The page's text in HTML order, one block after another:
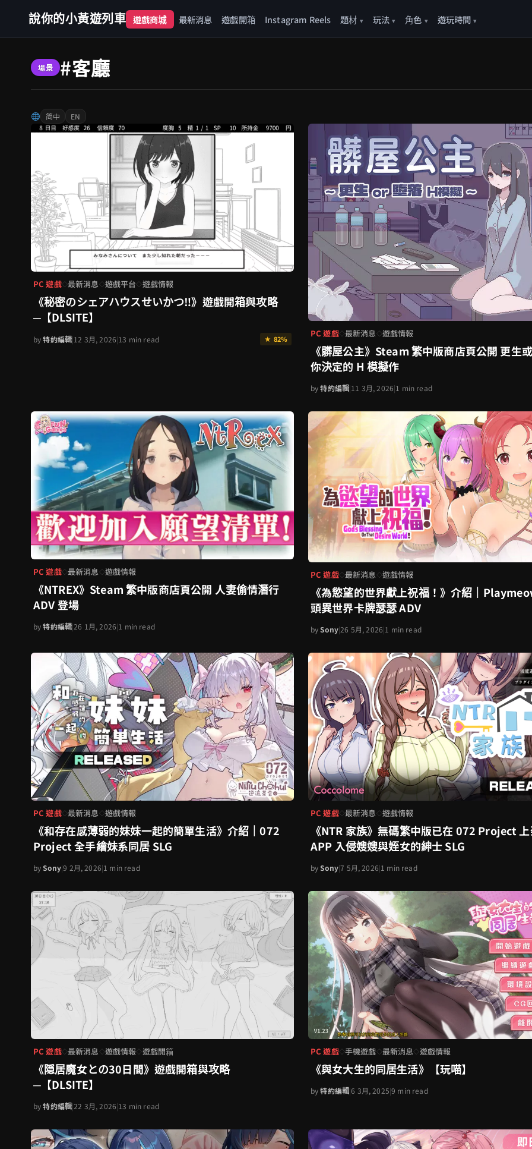
說你的小黃遊列車 遊戲商城 最新消息 遊戲開箱 Instagram Reels 題材 玩法 角色 遊玩時間
場景 #客廳
简中 EN
PC 遊戲◇最新消息◇遊戲平台◇遊戲情報
《秘密のシェアハウスせいかつ‼》遊戲開箱與攻略
─【DLSITE】
by特約編輯|12 3月, 2026|13 min read ★ 82% PC 遊戲◇最新消息◇遊戲情報
《髒屋公主》Steam 繁中版商店頁公開 更生
你決定的 H 模擬作
by特約編輯|11 3月, 2026|1 min read
PC 遊戲◇最新消息◇遊戲情報
《NTREX》Steam 繁中版商店頁公開 人妻偷情潛行
ADV 登場
by特約編輯|26 1月, 2026|1 min read
PC 遊戲◇最新消息◇遊戲情報
《為慾望的世界獻上祝福！》介紹｜
頭異世界卡牌瑟瑟 ADV
bySony|26 5月, 2026|1 min read
PC 遊戲◇最新消息◇遊戲情報
《和存在感薄弱的妹妹一起的簡單生活》介紹｜072
Project 全手繪妹系同居 SLG
bySony|9 2月, 2026|1 min read
PC 遊戲◇最新消息◇遊戲情報
《NTR 家族》無碼繁中版已在 072 Project
APP 入侵嫂嫂與姪女的紳士 SLG
bySony|7 5月, 2026|1 min read
PC 遊戲◇最新消息◇遊戲情報◇遊戲開箱
《隠居魔女との30日間》遊戲開箱與攻略
─【DLSITE】
by特約編輯|22 3月, 2026|13 min read
PC 遊戲◇手機遊戲◇最新消息◇遊戲情報
《與女大生的同居生活》【玩喵】
by特約編輯|6 3月, 2025|9 min read